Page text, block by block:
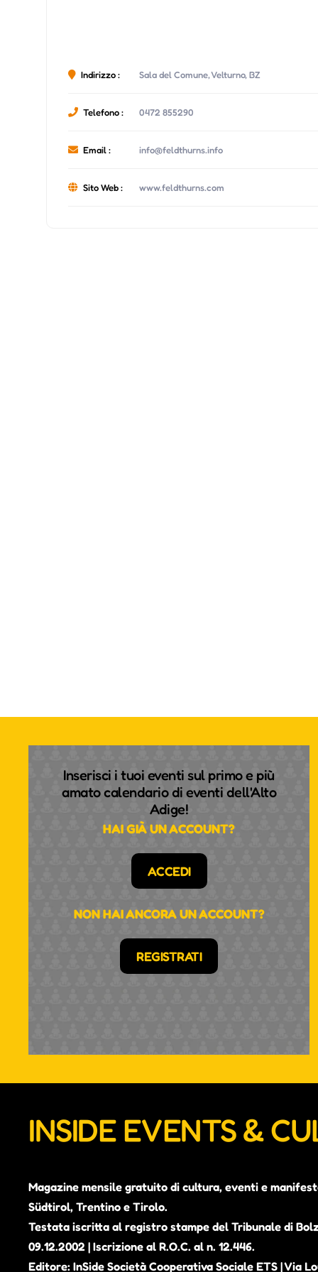
Indirizzo : Sala del Comune, Velturno, BZ
Telefono : 0472 855290
Email : info@feldthurns.info
Sito Web : www.feldthurns.com
Inserisci i tuoi eventi sul primo e più
amato calendario di eventi dell'Alto
Adige!
HAI GIÀ UN ACCOUNT?
ACCEDI
NON HAI ANCORA UN ACCOUNT?
REGISTRATI
INSIDE EVENTS &
Magazine mensile gratuito di cultura, eventi e
Südtirol, Trentino e Tirolo.
Testata iscritta al registro stampe del Tribunale di
09.12.2002 | Iscrizione al R.O.C. al n. 12.446.
Editore: InSide Società Cooperativa Sociale ETS | Via